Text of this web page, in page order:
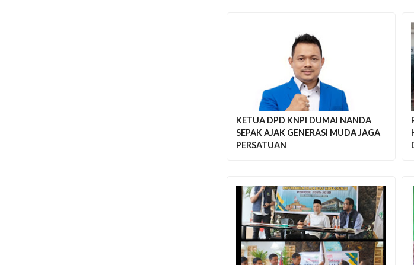
KETUA DPD KNPI DUMAI NANDA
SEPAK AJAK GENERASI MUDA JAGA
PERSATUAN